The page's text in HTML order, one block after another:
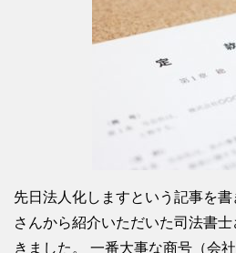
先日法人化しますという記事を
さんから紹介いただいた司法書
きました。 一番大事な商号（会